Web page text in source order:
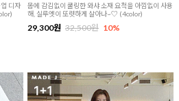
디자
몸에 감김없이 쿨링한 와샤 소재 요척을 아낌없이 사용
해, 실루엣이 또렷하게 살아나~♡ (4color)
29,300원 32,500원 10%